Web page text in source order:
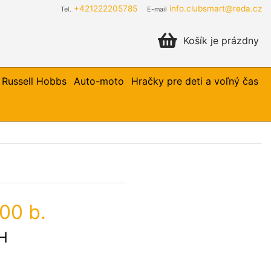
Tel. +421222205785 E-mail info.clubsmart@reda.cz
Košík je prázdny
Russell Hobbs Auto-moto Hračky pre deti a voľný čas
b.